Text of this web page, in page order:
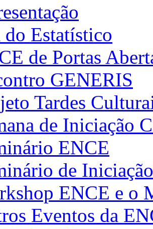
do Estatístico
de Portas
GENERIS
Tardes
de Iniciação
ENCE
de
ENCE e o
Eventos da